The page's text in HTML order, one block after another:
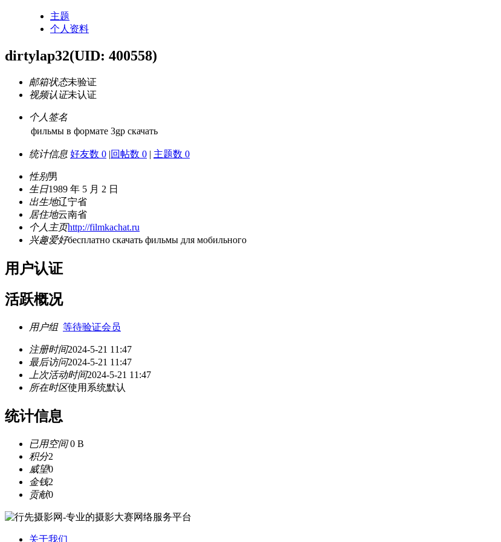
主题
个人资料
dirtylap32(UID: 400558)
邮箱状态未验证
视频认证未认证
个人签名
фильмы в формате 3gp скачать
统计信息 好友数 0 |回帖数 0 | 主题数 0
性别男
生日1989 年 5 月 2 日
出生地辽宁省
居住地云南省
个人主页http://filmkachat.ru
兴趣爱好бесплатно скачать фильмы для мобильного
用户认证
活跃概况
用户组 等待验证会员
注册时间2024-5-21 11:47
最后访问2024-5-21 11:47
上次活动时间2024-5-21 11:47
所在时区使用系统默认
统计信息
已用空间0 B
积分2
威望0
金钱2
贡献0
关于我们